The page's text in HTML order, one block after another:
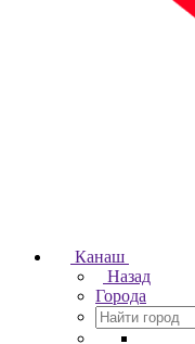
Канаш
Назад
Города